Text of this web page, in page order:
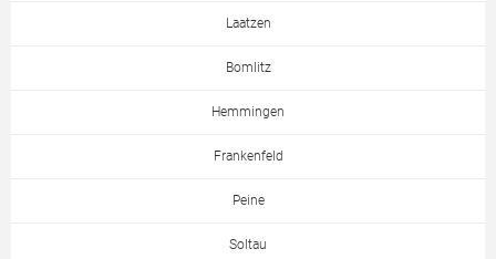
Laatzen
Bomlitz
Hemmingen
Frankenfeld
Peine
Soltau